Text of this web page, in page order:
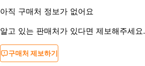
아직 구매처 정보가 없어요
알고 있는 판매처가 있다면 제보해주세요.
구매처 제보하기